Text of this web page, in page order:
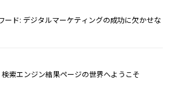
ード: デジタルマーケティングの成功に欠かせな
索エンジン結果ページの世界へようこそ